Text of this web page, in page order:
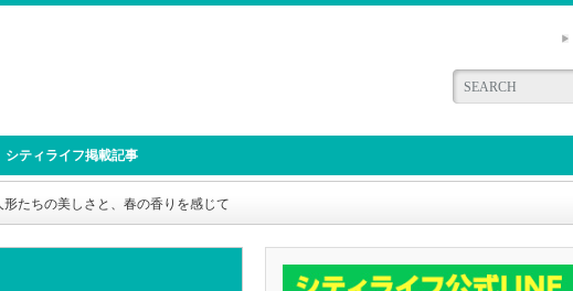
シティライフ掲載記事
形たちの美しさと、春の香りを感じて